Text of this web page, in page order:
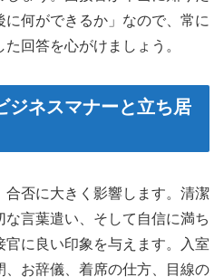
何ができるか」なので、常に
た回答を心がけましょう。
ジネスマナーと立ち居
否に大きく影響します。清潔
言葉遣い、そして自信に満ち
に良い印象を与えます。入室
お辞儀、着席の仕方、目線の